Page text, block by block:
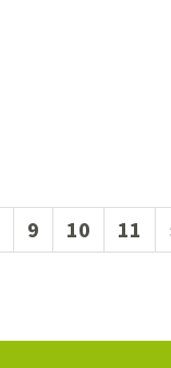
9 10 11